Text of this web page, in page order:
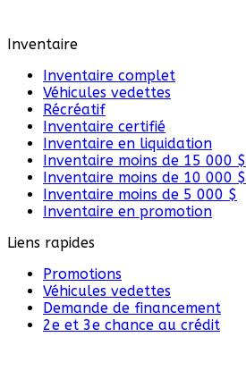
Inventaire
Inventaire complet
Véhicules vedettes
Récréatif
Inventaire certifié
Inventaire en liquidation
Inventaire moins de 15 000 $
Inventaire moins de 10 000 $
Inventaire moins de 5 000 $
Inventaire en promotion
Liens rapides
Promotions
Véhicules vedettes
Demande de financement
2e et 3e chance au crédit